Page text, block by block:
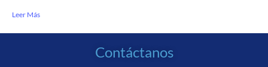
Leer Más
Contáctanos